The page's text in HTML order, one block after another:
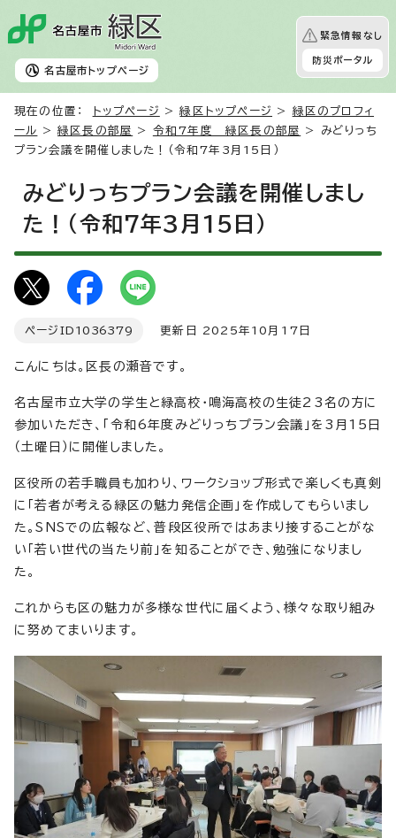
名古屋市 トップページ
緊急情報なし
防災ポータル
現在の位置： トップページ >緑区トップページ > 緑区のプロフィ
ール
>緑区長の部屋 > 令和7年度 緑区長の部屋
> みどりっち
プラン会議を開催しました！（令和7年3月15日）
みどりっちプラン会議を開催しまし
た！（令和7年3月15日）
ページID 1036379 更新日 2025年10月17日
こんにちは。区長の瀬音です。
名古屋市立大学の学生と緑高校・鳴海高校の生徒23名の方に
参加いただき、「令和6年度みどりっちプラン会議」を3月15日
（土曜日）に開催しました。
区役所の若手職員も加わり、ワークショップ形式で楽しくも真剣
に「若者が考える緑区の魅力発信企画」を作成してもらいまし
た。SNSでの広報など、普段区役所ではあまり接することがな
い「若い世代の当たり前」を知ることができ、勉強になりまし
た。
これからも区の魅力が多様な世代に届くよう、様々な取り組み
に努めてまいります。